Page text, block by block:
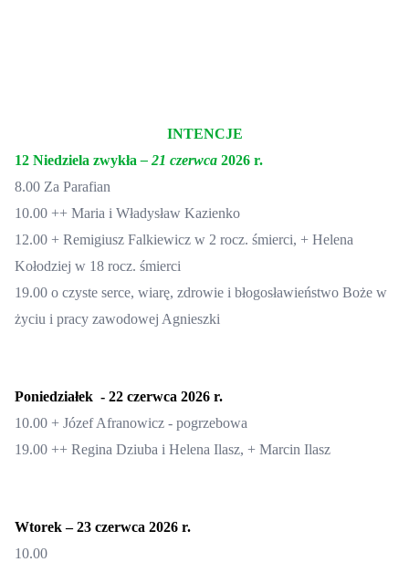
INTENCJE
12 Niedziela zwykła – 21 czerwca 2026 r.
8.00 Za Parafian
10.00 ++ Maria i Władysław Kazienko
12.00 + Remigiusz Falkiewicz w 2 rocz. śmierci, + Helena
Kołodziej w 18 rocz. śmierci
19.00 o czyste serce, wiarę, zdrowie i błogosławieństwo Boże w
życiu i pracy zawodowej Agnieszki
Poniedziałek - 22 czerwca 2026 r.
10.00 + Józef Afranowicz - pogrzebowa
19.00 ++ Regina Dziuba i Helena Ilasz, + Marcin Ilasz
Wtorek –23 czerwca 2026 r.
10.00